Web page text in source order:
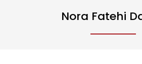
Nora Fatehi